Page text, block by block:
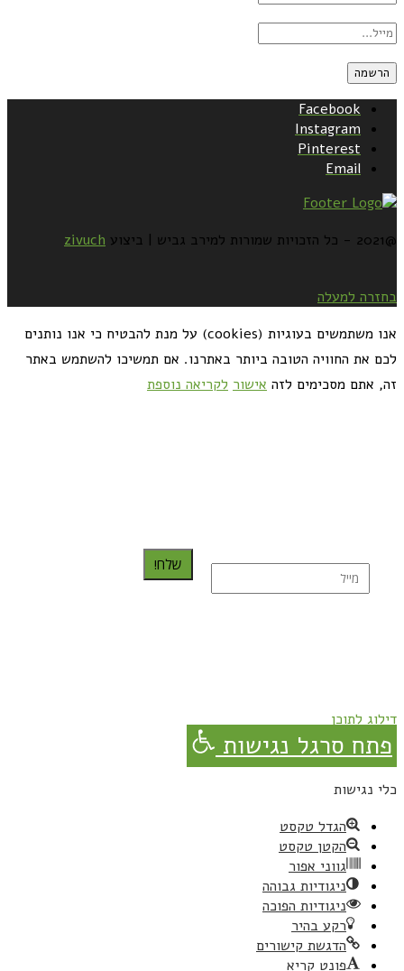
Facebook
Instagram
Pinterest
Email
@2021 - כל הזכויות שמורות למירב גביש | ביצוע zivuch
בחזרה למעלה
אנו משתמשים בעוגיות (cookies) על מנת להבטיח כי אנו נותנים
לכם את החוויה הטובה ביותר באתרנו. אם תמשיכו להשתמש באתר
זה, אתם מסכימים לזה אישור לקריאה נוספת
שלח!
דילוג לתוכן
פתח סרגל נגישות
כלי נגישות
הגדל טקסט
הקטן טקסט
גווני אפור
ניגודיות גבוהה
ניגודיות הפוכה
רקע בהיר
הדגשת קישורים
פונט קריא